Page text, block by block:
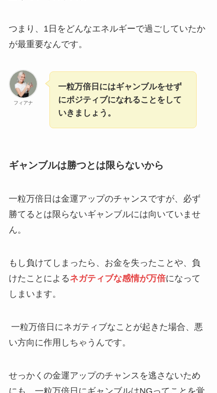
つまり、1日をどんなエネルギーで過ごしていたか
が最重要なんです。
フィアナ
一粒万倍日にはギャンブルをせず
にポジティブになれることをして
いきましょう。
ギャンブルは勝つとは限らないから
一粒万倍日は金運アップのチャンスですが、必ず
勝てるとは限らないギャンブルには向いていませ
ん。
もし負けてしまったら、お金を失ったことや、負
けたことによるネガティブな感情が万倍になって
しまいます。
一粒万倍日にネガティブなことが起きた場合、悪
い方向に作用しちゃうんです。
せっかくの金運アップのチャンスを逃さないため
にも、一粒万倍日にギャンブルはNGってことを覚